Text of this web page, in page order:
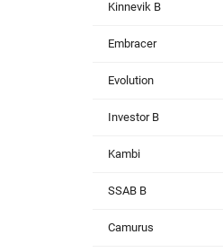
Kinnevik B
Embracer
Evolution
Investor B
Kambi
SSAB B
Camurus